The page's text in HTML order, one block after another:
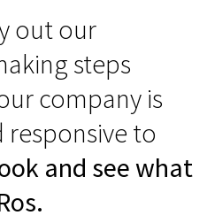
out our
steps
company is
responsive to
and see what